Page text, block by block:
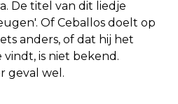
De titel van dit liedje
Of Ceballos doelt op
anders, of dat hij het
is niet bekend.
geval wel.